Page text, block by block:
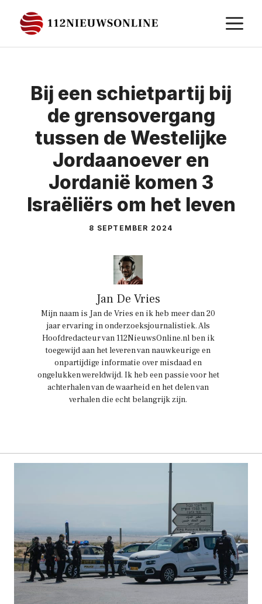
naar
de
Bij een schietpartij bij
de grensovergang
tussen de Westelijke
Jordaanoever en
Jordanië komen 3
Israëliërs om het leven
8 SEPTEMBER 2024
Jan De Vries
Mijn naam is Jan de Vries en ik heb meer dan 20
jaar ervaring in onderzoeksjournalistiek. Als
Hoofdredacteur van 112NieuwsOnline.nl ben ik
toegewijd aan het leveren van nauwkeurige en
onpartijdige informatie over misdaad en
ongelukken wereldwijd. Ik heb een passie voor het
achterhalen van de waarheid en het delen van
verhalen die echt belangrijk zijn.